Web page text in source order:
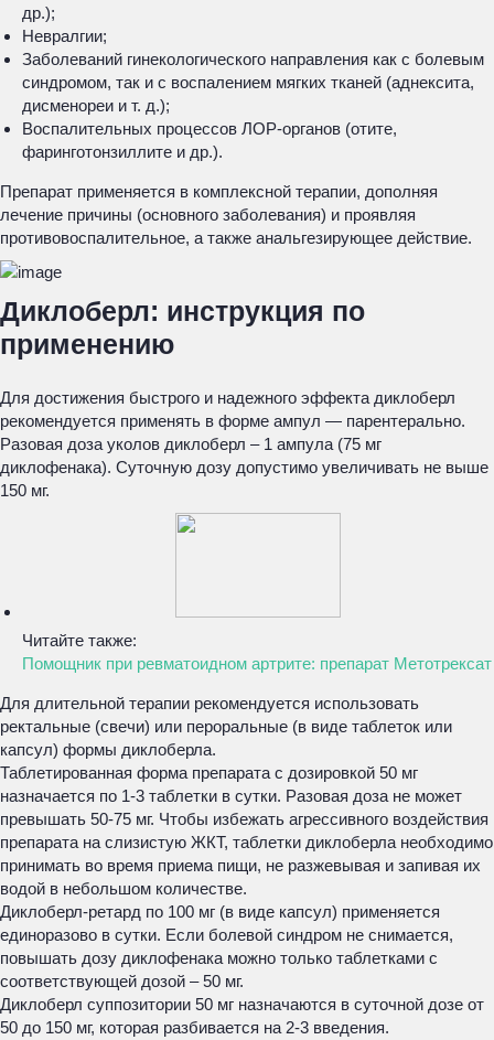
др.);
Невралгии;
Заболеваний гинекологического направления как с болевым
синдромом, так и с воспалением мягких тканей (аднексита,
дисменореи и т. д.);
Воспалительных процессов ЛОР-органов (отите,
фаринготонзиллите и др.).
Препарат применяется в комплексной терапии, дополняя
лечение причины (основного заболевания) и проявляя
противовоспалительное, а также анальгезирующее действие.
Диклоберл: инструкция по
применению
Для достижения быстрого и надежного эффекта диклоберл
рекомендуется применять в форме ампул — парентерально.
Разовая доза уколов диклоберл – 1 ампула (75 мг
диклофенака). Суточную дозу допустимо увеличивать не выше
150 мг.
Читайте также:
Помощник при ревматоидном артрите: препарат Метотрексат
Для длительной терапии рекомендуется использовать
ректальные (свечи) или пероральные (в виде таблеток или
капсул) формы диклоберла.
Таблетированная форма препарата с дозировкой 50 мг
назначается по 1-3 таблетки в сутки. Разовая доза не может
превышать 50-75 мг. Чтобы избежать агрессивного воздействия
препарата на слизистую ЖКТ, таблетки диклоберла необходимо
принимать во время приема пищи, не разжевывая и запивая их
водой в небольшом количестве.
Диклоберл-ретард по 100 мг (в виде капсул) применяется
единоразово в сутки. Если болевой синдром не снимается,
повышать дозу диклофенака можно только таблетками с
соответствующей дозой – 50 мг.
Диклоберл суппозитории 50 мг назначаются в суточной дозе от
50 до 150 мг, которая разбивается на 2-3 введения.